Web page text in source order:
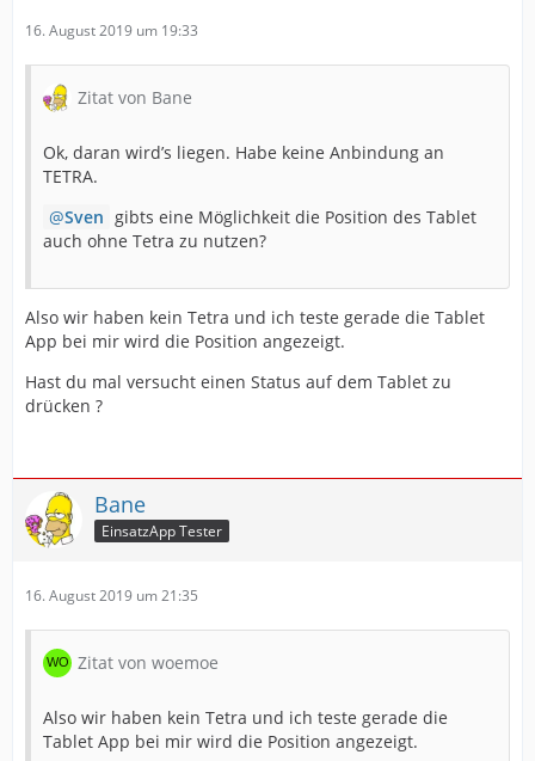
16. August 2019 um 19:33
Zitat von Bane
Ok, daran wird’s liegen. Habe keine Anbindung an
TETRA.
Sven gibts eine Möglichkeit die Position des Tablet
auch ohne Tetra zu nutzen?
Also wir haben kein Tetra und ich teste gerade die Tablet
App bei mir wird die Position angezeigt.
Hast du mal versucht einen Status auf dem Tablet zu
drücken ?
Bane
EinsatzApp Tester
16. August 2019 um 21:35
Zitat von woemoe
Also wir haben kein Tetra und ich teste gerade die
Tablet App bei mir wird die Position angezeigt.